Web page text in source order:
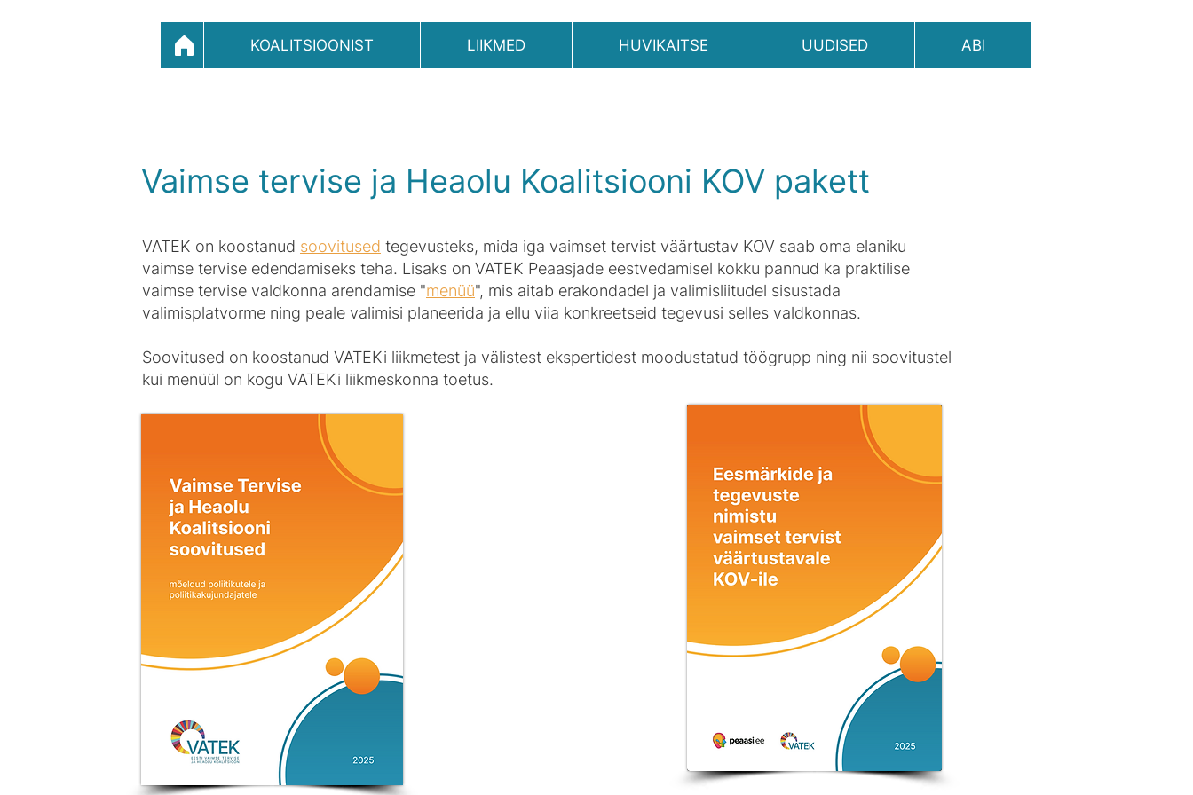
KOALITSIOONIST LIIKMED HUVIKAITSE UUDISED ABI
Vaimse tervise ja Heaolu Koalitsiooni KOV pakett
VATEK on koostanud soovitused tegevusteks, mida iga vaimset tervist väärtustav KOV saab oma elaniku
vaimse tervise edendamiseks teha. Lisaks on VATEK Peaasjade eestvedamisel kokku pannud ka praktilise
vaimse tervise valdkonna arendamise "menüü", mis aitab erakondadel ja valimisliitudel sisustada
valimisplatvorme ning peale valimisi planeerida ja ellu viia konkreetseid tegevusi selles valdkonnas.
Soovitused on koostanud VATEKi liikmetest ja välistest ekspertidest moodustatud töögrupp ning nii soovitustel
kui menüül on kogu VATEKi liikmeskonna toetus.